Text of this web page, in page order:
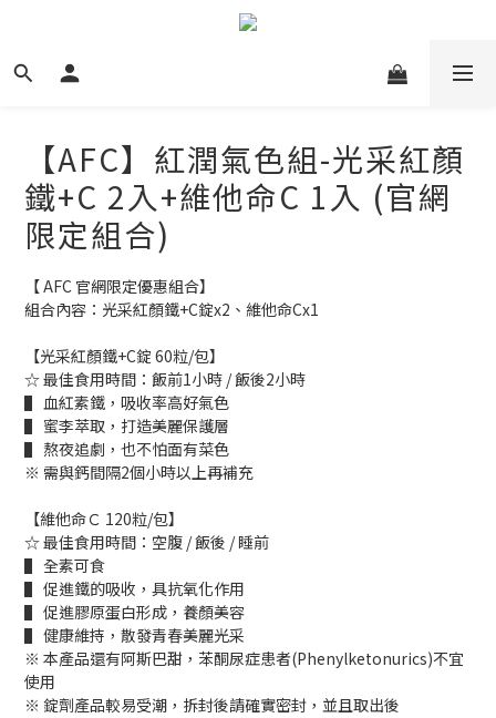
【AFC】紅潤氣色組-光采紅顏
鐵+C 2入+維他命C 1入 (官網
限定組合)
【 AFC 官網限定優惠組合】
組合內容：光采紅顏鐵+C錠x2、維他命Cx1
【光采紅顏鐵+C錠 60粒/包】
☆ 最佳食用時間：飯前1小時 / 飯後2小時
▌ 血紅素鐵，吸收率高好氣色
▌ 蜜李萃取，打造美麗保護層
▌ 熬夜追劇，也不怕面有菜色
※ 需與鈣間隔2個小時以上再補充
【維他命Ｃ 120粒/包】
☆ 最佳食用時間：空腹 / 飯後 / 睡前
▌ 全素可食
▌ 促進鐵的吸收，具抗氧化作用
▌ 促進膠原蛋白形成，養顏美容
▌ 健康維持，散發青春美麗光采
※ 本產品還有阿斯巴甜，苯酮尿症患者(Phenylketonurics)不宜
使用
※ 錠劑產品較易受潮，拆封後請確實密封，並且取出後